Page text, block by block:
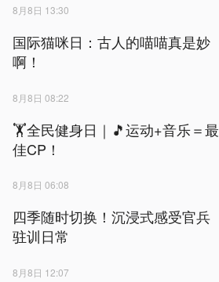
8月8日 13:30
国际猫咪日：古人的喵喵真是妙
啊！
8月8日 08:22
🏋全民健身日｜🎵运动+音乐＝最
佳CP！
8月8日 06:08
四季随时切换！沉浸式感受官兵
驻训日常
8月8日 12:07